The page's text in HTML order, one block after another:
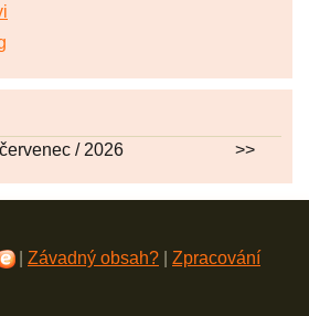
červenec / 2026 >>
Závadný obsah?
Zpracování